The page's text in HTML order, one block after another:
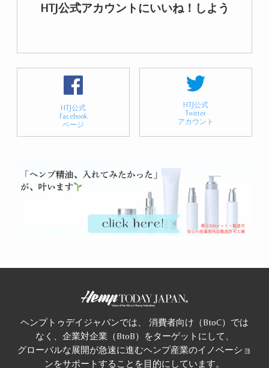
HTJ公式アカウントにいいね！しよう
HTJ公式
Facebook
ページ
HTJ公式
Twitter
アカウント
ヘンプトゥデイジャパンでは、 消費者向け（BtoC）では
なく、企業対企業（BtoB）をターゲットにして、
グローバルな展開が急速に進むヘンプ産業のイノベーショ
ンをサポートすることを目的にしています。